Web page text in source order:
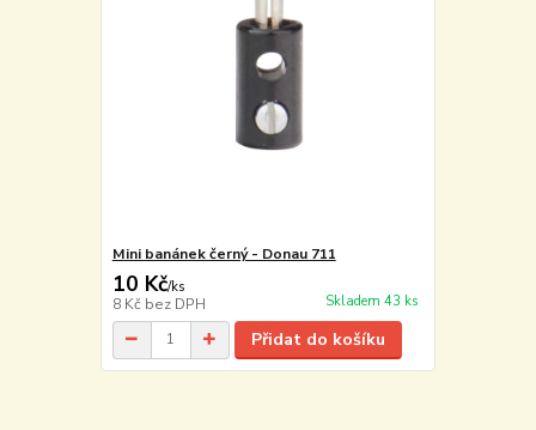
Mini banánek černý - Donau 711
10 Kč/ks
8 Kč bez DPH Skladem 43 ks
Přidat do košíku